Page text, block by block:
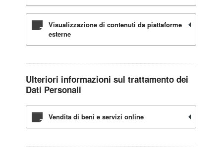
Visualizzazione di contenuti da piattaforme
esterne
Ulteriori informazioni sul trattamento dei
Dati Personali
Vendita di beni e servizi online